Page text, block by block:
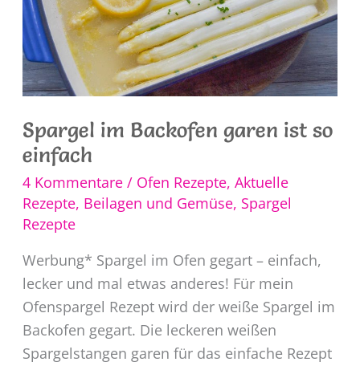
Spargel im Backofen garen ist so
einfach
4 Kommentare / Ofen Rezepte, Aktuelle
Rezepte, Beilagen und Gemüse, Spargel
Rezepte
Werbung* Spargel im Ofen gegart – einfach,
lecker und mal etwas anderes! Für mein
Ofenspargel Rezept wird der weiße Spargel im
Backofen gegart. Die leckeren weißen
Spargelstangen garen für das einfache Rezept